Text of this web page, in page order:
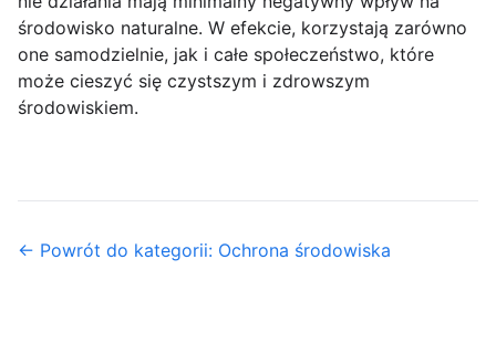
środowisko naturalne. W efekcie, korzystają zarówno
one samodzielnie, jak i całe społeczeństwo, które
może cieszyć się czystszym i zdrowszym
środowiskiem.
← Powrót do kategorii: Ochrona środowiska